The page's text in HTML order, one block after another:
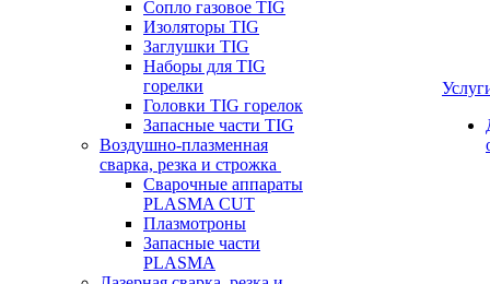
Сопло газовое TIG
Изоляторы TIG
Заглушки TIG
Наборы для TIG
горелки
Головки TIG горелок
Запасные части TIG
Воздушно-плазменная
сварка, резка и строжка
Сварочные аппараты
PLASMA CUT
Плазмотроны
Запасные части
PLASMA